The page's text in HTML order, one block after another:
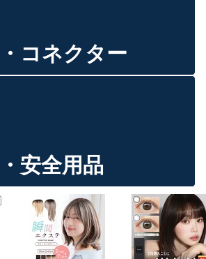
コネクター
安全用品